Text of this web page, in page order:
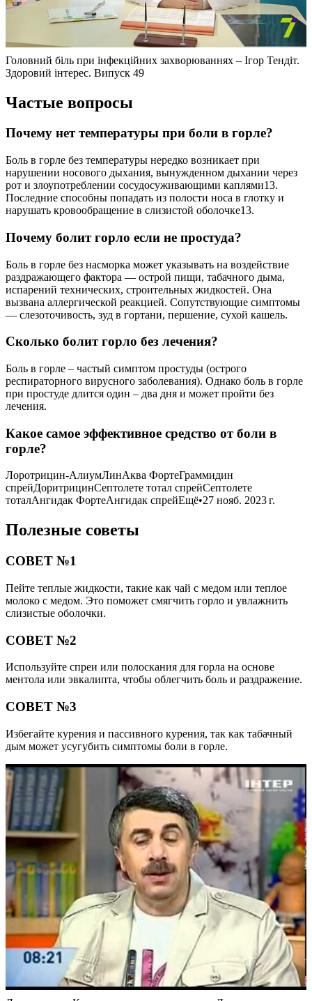
Головний біль при інфекційних захворюваннях – Ігор Тендіт.
Здоровий інтерес. Випуск 49
Частые вопросы
Почему нет температуры при боли в горле?
Боль в горле без температуры нередко возникает при
нарушении носового дыхания, вынужденном дыхании через
рот и злоупотреблении сосудосуживающими каплями13.
Последние способны попадать из полости носа в глотку и
нарушать кровообращение в слизистой оболочке13.
Почему болит горло если не простуда?
Боль в горле без насморка может указывать на воздействие
раздражающего фактора — острой пищи, табачного дыма,
испарений технических, строительных жидкостей. Она
вызвана аллергической реакцией. Сопутствующие симптомы
— слезоточивость, зуд в гортани, першение, сухой кашель.
Сколько болит горло без лечения?
Боль в горле – частый симптом простуды (острого
респираторного вирусного заболевания). Однако боль в горле
при простуде длится один – два дня и может пройти без
лечения.
Какое самое эффективное средство от боли в
горле?
Лоротрицин-АлиумЛинАква ФортеГраммидин
спрейДоритрицинСептолете тотал спрейСептолете
тоталАнгидак ФортеАнгидак спрейЕщё•27 нояб. 2023 г.
Полезные советы
СОВЕТ №1
Пейте теплые жидкости, такие как чай с медом или теплое
молоко с медом. Это поможет смягчить горло и увлажнить
слизистые оболочки.
СОВЕТ №2
Используйте спреи или полоскания для горла на основе
ментола или эвкалипта, чтобы облегчить боль и раздражение.
СОВЕТ №3
Избегайте курения и пассивного курения, так как табачный
дым может усугубить симптомы боли в горле.